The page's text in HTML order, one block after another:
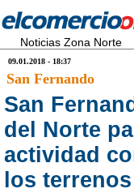
Noticias Zona Norte
09.01.2018 - 18:37
San Fernando
San
del Norte
actividad
los